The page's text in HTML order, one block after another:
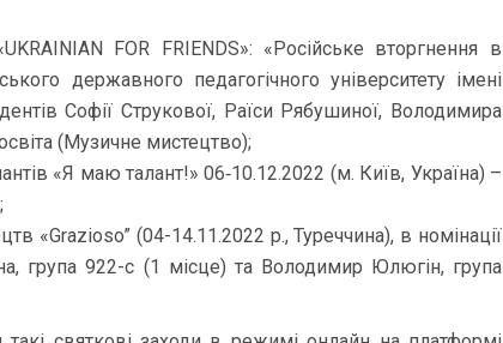
FOR FRIENDS»: «Російське вторгнення в
державного педагогічного університету імені
Софії Струкової, Раїси Рябушиної, Володимира
(Музичне мистецтво);
«Я маю талант!» 06‑10.12.2022 (м. Київ, Україна) –
«Grazioso” (04-14.11.2022 р., Туреччина), в номінації
група 922-с (1 місце) та Володимир Юлюгін, група